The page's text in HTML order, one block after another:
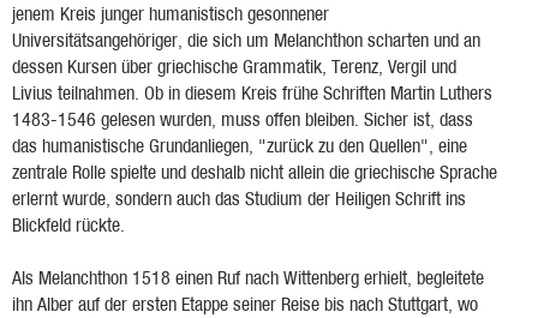
jenem Kreis junger humanistisch gesonnener
Universitätsangehöriger, die sich um Melanchthon scharten und an
dessen Kursen über griechische Grammatik, Terenz, Vergil und
Livius teilnahmen. Ob in diesem Kreis frühe Schriften Martin Luthers
1483-1546 gelesen wurden, muss offen bleiben. Sicher ist, dass
das humanistische Grundanliegen, "zurück zu den Quellen", eine
zentrale Rolle spielte und deshalb nicht allein die griechische Sprache
erlernt wurde, sondern auch das Studium der Heiligen Schrift ins
Blickfeld rückte.
Als Melanchthon 1518 einen Ruf nach Wittenberg erhielt, begleitete
ihn Alber auf der ersten Etappe seiner Reise bis nach Stuttgart, wo